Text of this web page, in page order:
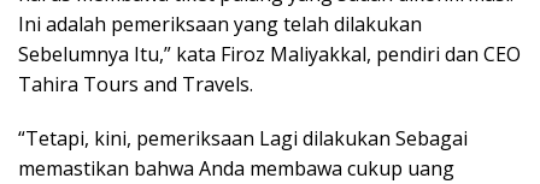
Ini adalah pemeriksaan yang telah dilakukan
Sebelumnya Itu,” kata Firoz Maliyakkal, pendiri dan CEO
Tahira Tours and Travels.
“Tetapi, kini, pemeriksaan Lagi dilakukan Sebagai
memastikan bahwa Anda membawa cukup uang